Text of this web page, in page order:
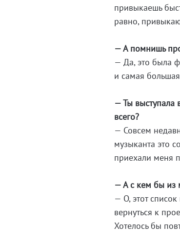
привыкаешь
равно,
— А помнишь
— Да, это была
и самая
— Ты выступала
всего?
— Совсем
музыканта это
приехали меня
— А с кем бы из
— О, этот
вернуться к
Хотелось бы